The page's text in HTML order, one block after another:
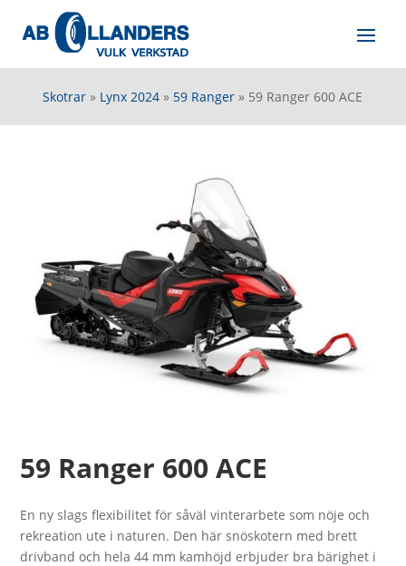
Skotrar » Lynx 2024 » 59 Ranger » 59 Ranger 600 ACE
59 Ranger 600 ACE
En ny slags flexibilitet för såväl vinterarbete som nöje och
rekreation ute i naturen. Den här snöskotern med brett
drivband och hela 44 mm kamhöjd erbjuder bra bärighet i